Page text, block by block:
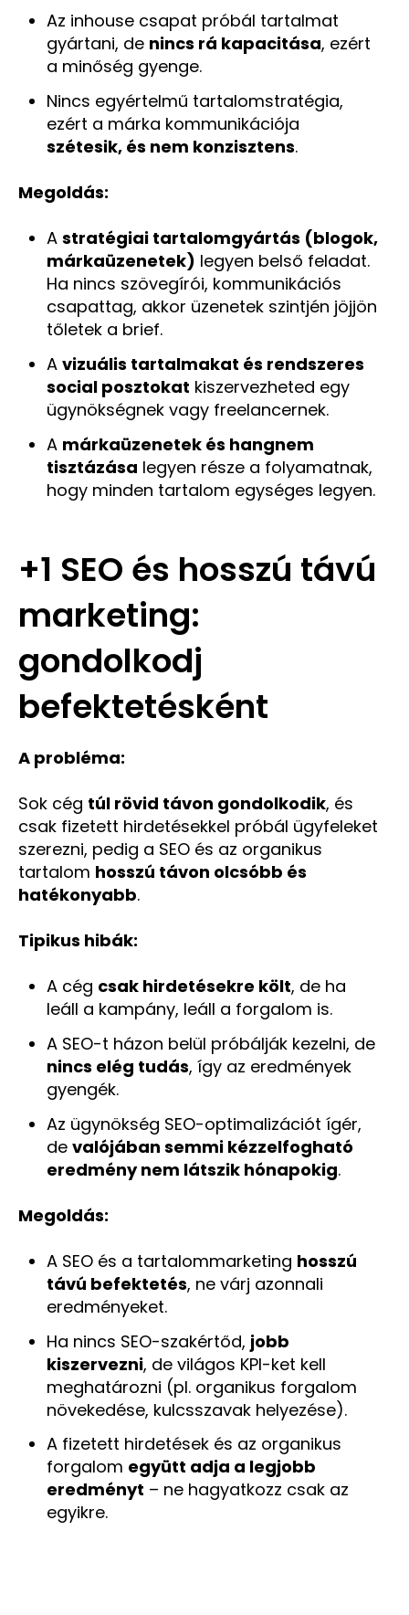
Az inhouse csapat próbál tartalmat
gyártani, de nincs rá kapacitása, ezért
a minőség gyenge.
Nincs egyértelmű tartalomstratégia,
ezért a márka kommunikációja
szétesik, és nem konzisztens.
Megoldás:
A stratégiai tartalomgyártás (blogok,
márkaüzenetek) legyen belső feladat.
Ha nincs szövegírói, kommunikációs
csapattag, akkor üzenetek szintjén jöjjön
tőletek a brief.
A vizuális tartalmakat és rendszeres
social posztokat kiszervezheted egy
ügynökségnek vagy freelancernek.
A márkaüzenetek és hangnem
tisztázása legyen része a folyamatnak,
hogy minden tartalom egységes legyen.
+1 SEO és hosszú távú
marketing:
gondolkodj
befektetésként
A probléma:
Sok cég túl rövid távon gondolkodik, és
csak fizetett hirdetésekkel próbál ügyfeleket
szerezni, pedig a SEO és az organikus
tartalom hosszú távon olcsóbb és
hatékonyabb.
Tipikus hibák:
A cég csak hirdetésekre költ, de ha
leáll a kampány, leáll a forgalom is.
A SEO-t házon belül próbálják kezelni, de
nincs elég tudás, így az eredmények
gyengék.
Az ügynökség SEO-optimalizációt ígér,
de valójában semmi kézzelfogható
eredmény nem látszik hónapokig.
Megoldás:
A SEO és a tartalommarketing hosszú
távú befektetés, ne várj azonnali
eredményeket.
Ha nincs SEO-szakértőd, jobb
kiszervezni, de világos KPI-ket kell
meghatározni (pl. organikus forgalom
növekedése, kulcsszavak helyezése).
A fizetett hirdetések és az organikus
forgalom együtt adja a legjobb
eredményt – ne hagyatkozz csak az
egyikre.